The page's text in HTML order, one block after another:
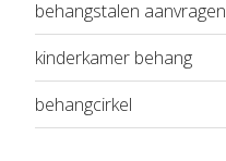
behangstalen aanvragen
kinderkamer behang
behangcirkel